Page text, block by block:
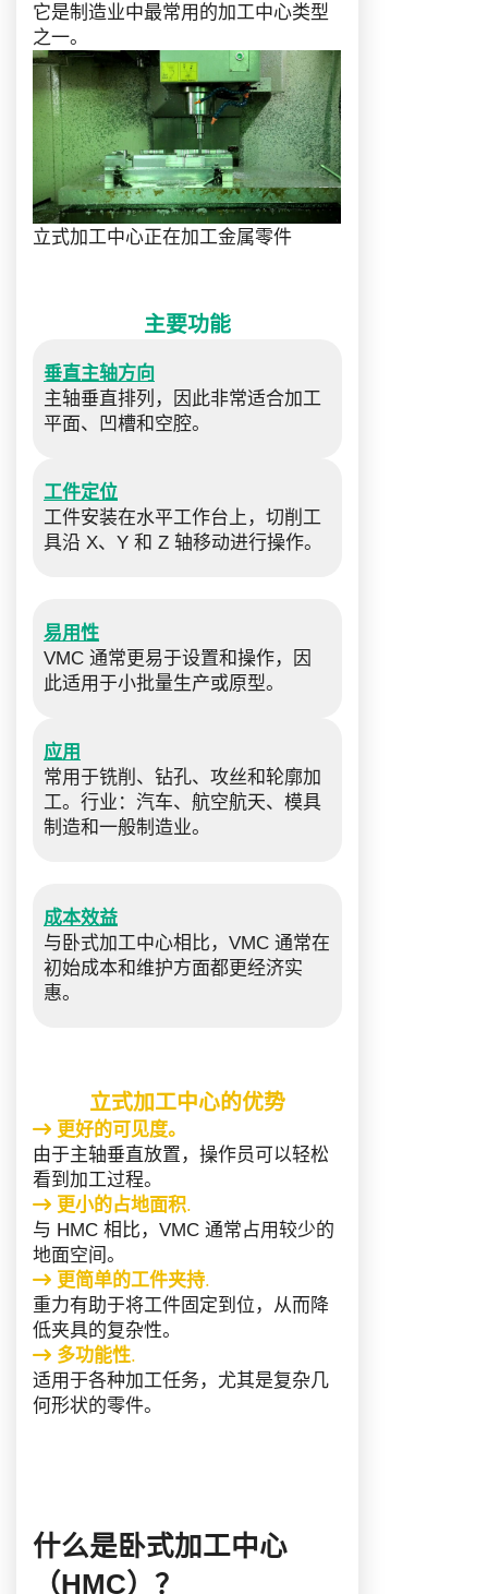
它是制造业中最常用的加工中心类型
之一。
立式加工中心正在加工金属零件
主要功能
垂直主轴方向
主轴垂直排列，因此非常适合加工
平面、凹槽和空腔。
工件定位
工件安装在水平工作台上，切削工
具沿 X、Y 和 Z 轴移动进行操作。
易用性
VMC 通常更易于设置和操作，因
此适用于小批量生产或原型。
应用
常用于铣削、钻孔、攻丝和轮廓加
工。行业：汽车、航空航天、模具
制造和一般制造业。
成本效益
与卧式加工中心相比，VMC 通常在
初始成本和维护方面都更经济实
惠。
立式加工中心的优势
更好的可见度。
由于主轴垂直放置，操作员可以轻松
看到加工过程。
更小的占地面积.
与 HMC 相比，VMC 通常占用较少的
地面空间。
更简单的工件夹持.
重力有助于将工件固定到位，从而降
低夹具的复杂性。
多功能性.
适用于各种加工任务，尤其是复杂几
何形状的零件。
什么是卧式加工中心
（HMC）？